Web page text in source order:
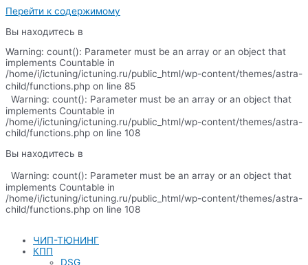
Перейти к содержимому
Вы находитесь в
Warning: count(): Parameter must be an array or an object that
implements Countable in
/home/i/ictuning/ictuning.ru/public_html/wp-content/themes/astra-
child/functions.php on line 85
Warning: count(): Parameter must be an array or an object that
implements Countable in
/home/i/ictuning/ictuning.ru/public_html/wp-content/themes/astra-
child/functions.php on line 108
Вы находитесь в
Warning: count(): Parameter must be an array or an object that
implements Countable in
/home/i/ictuning/ictuning.ru/public_html/wp-content/themes/astra-
child/functions.php on line 108
ЧИП-ТЮНИНГ
КПП
DSG